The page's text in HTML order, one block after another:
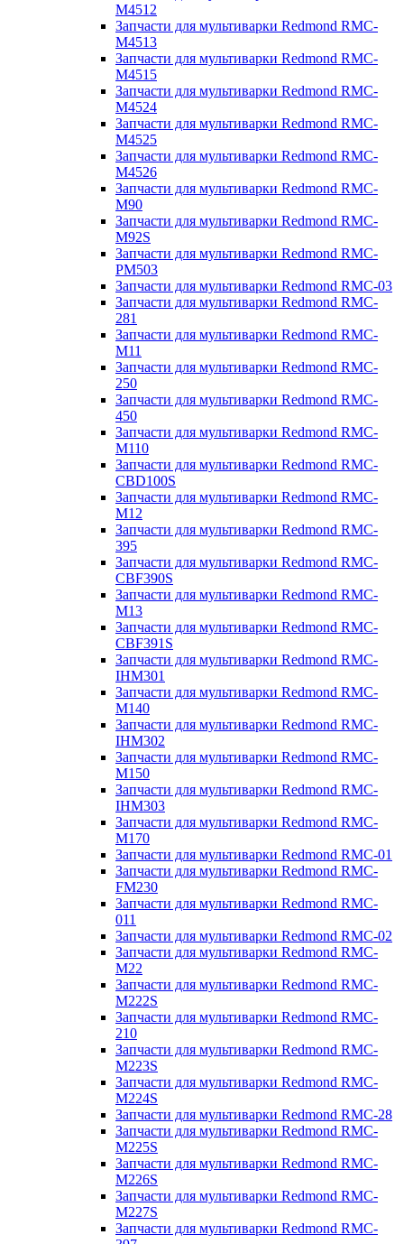
M4512
Запчасти для мультиварки Redmond RMC-
M4513
Запчасти для мультиварки Redmond RMC-
M4515
Запчасти для мультиварки Redmond RMC-
M4524
Запчасти для мультиварки Redmond RMC-
M4525
Запчасти для мультиварки Redmond RMC-
M4526
Запчасти для мультиварки Redmond RMC-
M90
Запчасти для мультиварки Redmond RMC-
M92S
Запчасти для мультиварки Redmond RMC-
PM503
Запчасти для мультиварки Redmond RMC-03
Запчасти для мультиварки Redmond RMC-
281
Запчасти для мультиварки Redmond RMC-
M11
Запчасти для мультиварки Redmond RMC-
250
Запчасти для мультиварки Redmond RMC-
450
Запчасти для мультиварки Redmond RMC-
M110
Запчасти для мультиварки Redmond RMC-
CBD100S
Запчасти для мультиварки Redmond RMC-
M12
Запчасти для мультиварки Redmond RMC-
395
Запчасти для мультиварки Redmond RMC-
CBF390S
Запчасти для мультиварки Redmond RMC-
M13
Запчасти для мультиварки Redmond RMC-
CBF391S
Запчасти для мультиварки Redmond RMC-
IHM301
Запчасти для мультиварки Redmond RMC-
M140
Запчасти для мультиварки Redmond RMC-
IHM302
Запчасти для мультиварки Redmond RMC-
M150
Запчасти для мультиварки Redmond RMC-
IHM303
Запчасти для мультиварки Redmond RMC-
M170
Запчасти для мультиварки Redmond RMC-01
Запчасти для мультиварки Redmond RMC-
FM230
Запчасти для мультиварки Redmond RMC-
011
Запчасти для мультиварки Redmond RMC-02
Запчасти для мультиварки Redmond RMC-
M22
Запчасти для мультиварки Redmond RMC-
M222S
Запчасти для мультиварки Redmond RMC-
210
Запчасти для мультиварки Redmond RMC-
M223S
Запчасти для мультиварки Redmond RMC-
M224S
Запчасти для мультиварки Redmond RMC-28
Запчасти для мультиварки Redmond RMC-
M225S
Запчасти для мультиварки Redmond RMC-
M226S
Запчасти для мультиварки Redmond RMC-
M227S
Запчасти для мультиварки Redmond RMC-